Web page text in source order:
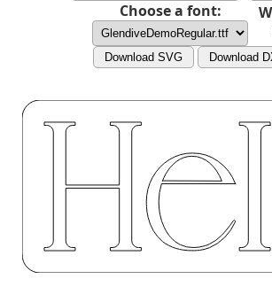
Choose a font:
Download SVG Download